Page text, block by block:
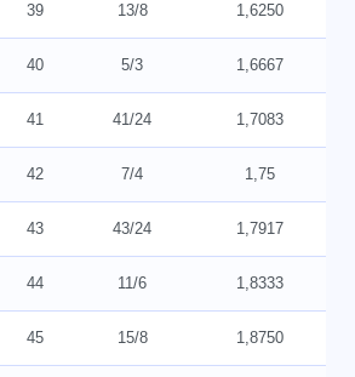
39 13/8 1,6250
40 5/3 1,6667
41 41/24 1,7083
42 7/4 1,75
43 43/24 1,7917
44 11/6 1,8333
45 15/8 1,8750